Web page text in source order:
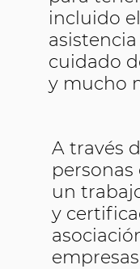
incluido
cuidado
y mucho
A través
un
y